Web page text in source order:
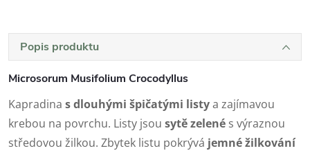
Popis produktu
Microsorum Musifolium Crocodyllus
Kapradina s dlouhými špičatými listya zajímavou
krebou na povrchu. Listy jsou sytě zelené s výraznou
středovou žilkou. Zbytek listu pokrývá jemné žilkování